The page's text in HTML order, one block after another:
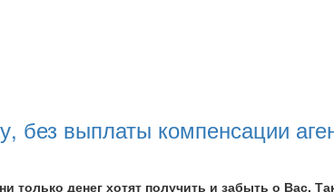
без выплаты компенсации
денег хотят получить и забыть о Вас.